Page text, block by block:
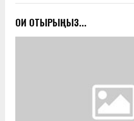
ОҚИ ОТЫРЫҢЫЗ...